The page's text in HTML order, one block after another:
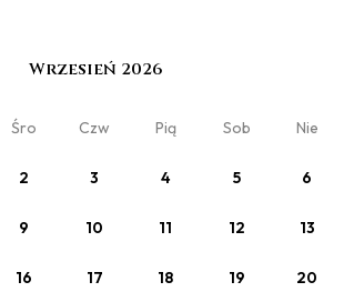
Wrzesień 2026
Śro Czw Pią Sob Nie
2 3 4 5 6
9 10 11 12 13
16 17 18 19 20
Zobacz